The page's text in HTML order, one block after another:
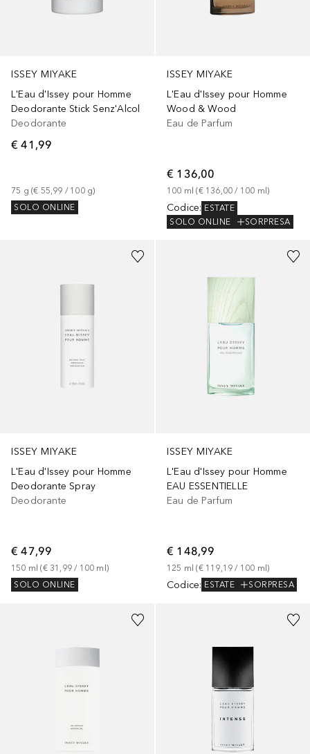
ISSEY MIYAKE
L'Eau d'Issey pour Homme
Deodorante Stick Senz'Alcol
Deodorante
€ 41,99
75 g (€ 55,99 / 100 g)
SOLO ONLINE
ISSEY MIYAKE
L'Eau d'Issey pour Homme
Wood & Wood
Eau de Parfum
€ 136,00
100 ml (€ 136,00 / 100 ml)
Codice: ESTATE
SOLO ONLINE
SORPRESA
ISSEY MIYAKE
L'Eau d'Issey pour Homme
Deodorante Spray
Deodorante
€ 47,99
150 ml (€ 31,99 / 100 ml)
SOLO ONLINE
ISSEY MIYAKE
L'Eau d'Issey pour Homme
EAU ESSENTIELLE
Eau de Parfum
€ 148,99
125 ml (€ 119,19 / 100 ml)
Codice: ESTATE SORPRESA